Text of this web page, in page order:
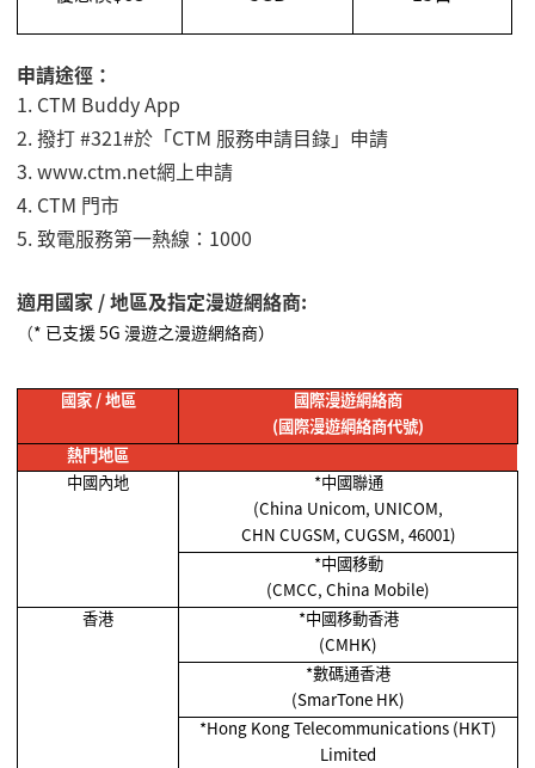
申請途徑：
1. CTM Buddy App
2.撥打 #321#於「CTM 服務申請目錄」申請
3. www.ctm.net網上申請
4. CTM 門市
5.致電服務第一熱線： 1000
適用國家 / 地區及指定漫遊網絡商:
（* 已支援 5G 漫遊之漫遊網絡商）
國家/地區
國際漫遊網絡商
(國際漫遊網絡商代號)
熱門地區
中國內地
*中國聯通
(China Unicom, UNICOM,
CHN CUGSM, CUGSM, 46001)
*中國移動
(CMCC, China Mobile)
香港
*中國移動香港
(CMHK)
*數碼通香港
(SmarTone HK)
*Hong Kong Telecommunications (HKT)
Limited